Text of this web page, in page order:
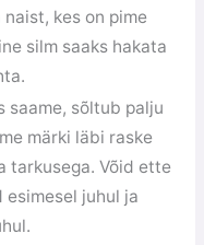
kes on pime
silm saaks hakata
saame, sõltub palju
märki läbi raske
tarkusega. Võid ette
juhul ja